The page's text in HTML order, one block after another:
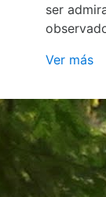
ser
Ver más